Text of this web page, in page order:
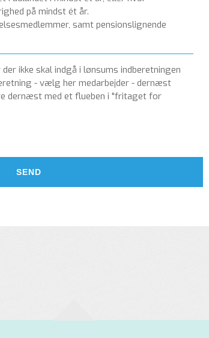
på mindst ét år.
samt pensionslignende
ikke skal indgå i lønsums indberetningen
- vælg her medarbejder - dernæst
dernæst med et flueben i "fritaget for